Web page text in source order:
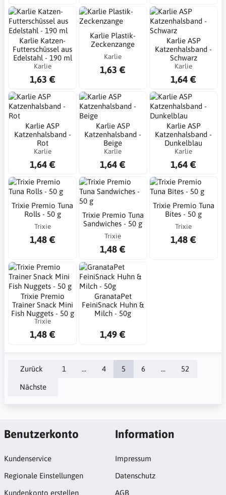
Karlie Katzen-
Futterschüssel aus
Edelstahl - 190 ml
Karlie
1,63 €
Karlie Plastik-
Zeckenzange
Karlie
1,63 €
Karlie ASP
Katzenhalsband -
Schwarz
Karlie
1,64 €
Karlie ASP
Katzenhalsband -
Rot
Karlie
1,64 €
Karlie ASP
Katzenhalsband -
Beige
Karlie
1,64 €
Karlie ASP
Katzenhalsband -
Dunkelblau
Karlie
1,64 €
Trixie Premio Tuna
Rolls - 50 g
Trixie
1,48 €
Trixie Premio Tuna
Sandwiches - 50 g
Trixie
1,48 €
Trixie Premio Tuna
Bites - 50 g
Trixie
1,48 €
Trixie Premio
Trainer Snack Mini
Fish Nuggets - 50 g
Trixie
1,48 €
GranataPet
FeiniSnack Huhn &
Milch - 50g
1,49 €
Zurück 1 ... 4 5 6 ... 52
Nächste
Benutzerkonto
Kundenservice
Regionale Einstellungen
Kundenkonto erstellen
Information
Impressum
Datenschutz
AGB